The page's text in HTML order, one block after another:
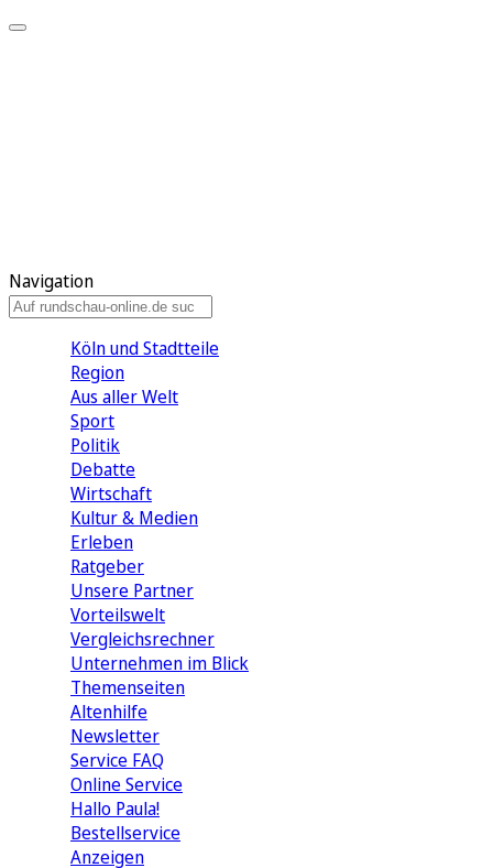
Navigation
Köln und Stadtteile
Region
Aus aller Welt
Sport
Politik
Debatte
Wirtschaft
Kultur & Medien
Erleben
Ratgeber
Unsere Partner
Vorteilswelt
Vergleichsrechner
Unternehmen im Blick
Themenseiten
Altenhilfe
Newsletter
Service FAQ
Online Service
Hallo Paula!
Bestellservice
Anzeigen